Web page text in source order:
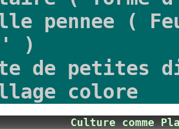
pennee (
)
de petites
colore
Culture comme